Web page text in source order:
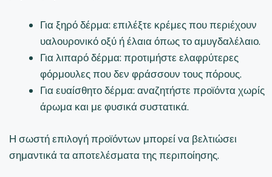
Για ξηρό δέρμα: επιλέξτε κρέμες που περιέχουν
υαλουρονικό οξύ ή έλαια όπως το αμυγδαλέλαιο.
Για λιπαρό δέρμα: προτιμήστε ελαφρύτερες
φόρμουλες που δεν φράσσουν τους πόρους.
Για ευαίσθητο δέρμα: αναζητήστε προϊόντα χωρίς
άρωμα και με φυσικά συστατικά.
Η σωστή επιλογή προϊόντων μπορεί να βελτιώσει
σημαντικά τα αποτελέσματα της περιποίησης.